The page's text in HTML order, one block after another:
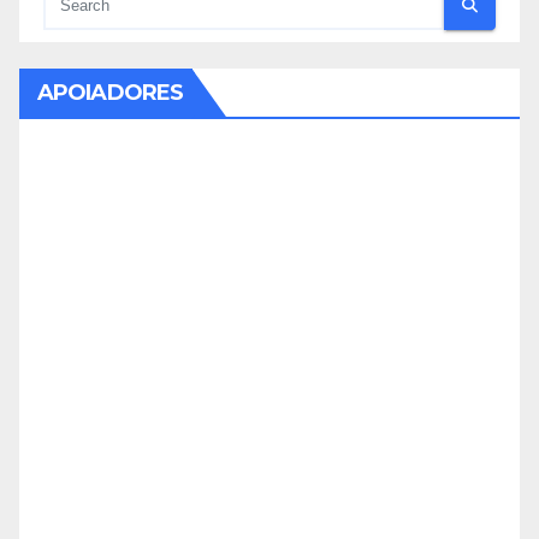
APOIADORES